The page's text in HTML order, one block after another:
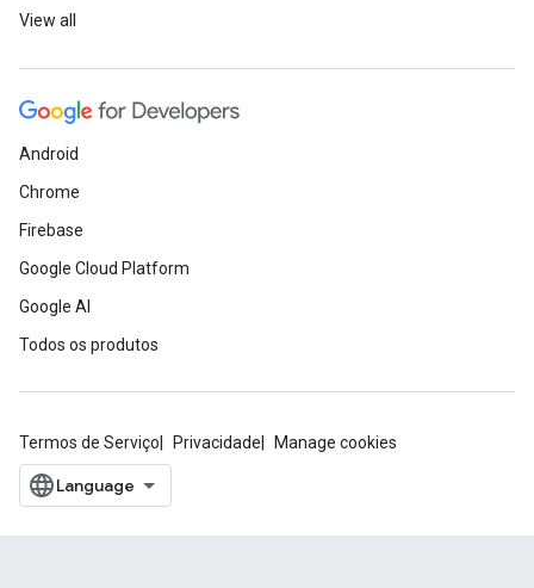
View all
Android
Chrome
Firebase
Google Cloud Platform
Google AI
Todos os produtos
Termos de Serviço Privacidade Manage cookies